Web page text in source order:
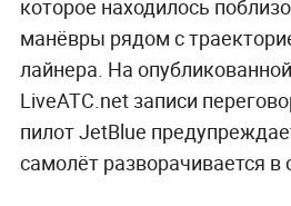
которое находилось
манёвры рядом с
лайнера. На
LiveATC.net записи
пилот JetBlue
самолёт разворачивается в